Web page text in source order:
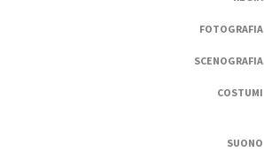
FOTOGRAFIA
SCENOGRAFIA
COSTUMI
SUONO